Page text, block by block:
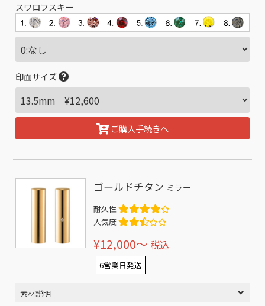
スワロフスキー
印面サイズ
ご購入手続きへ
ゴールドチタン ミラー
耐久性
人気度
¥12,000〜 税込
6営業日発送
素材説明